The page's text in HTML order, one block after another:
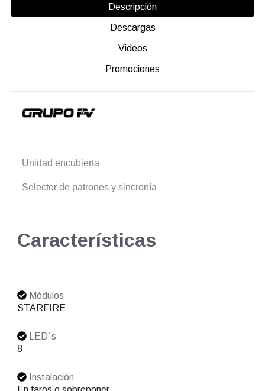
Descripción
Descargas
Videos
Promociones
Unidad encubierta
Selector de patrones y sincronía
Características
Módulos
STARFIRE
LED´s
8
Instalación